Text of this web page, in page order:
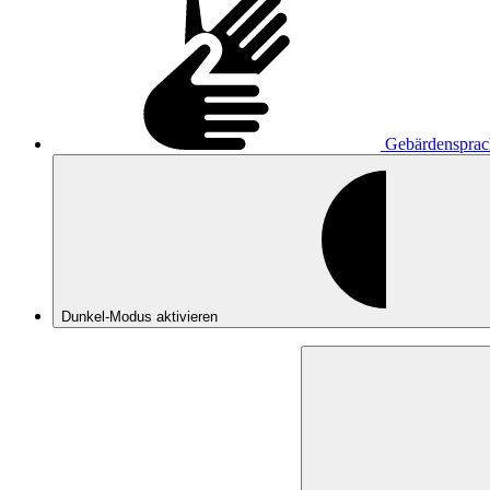
Dunkel-Modus aktivieren